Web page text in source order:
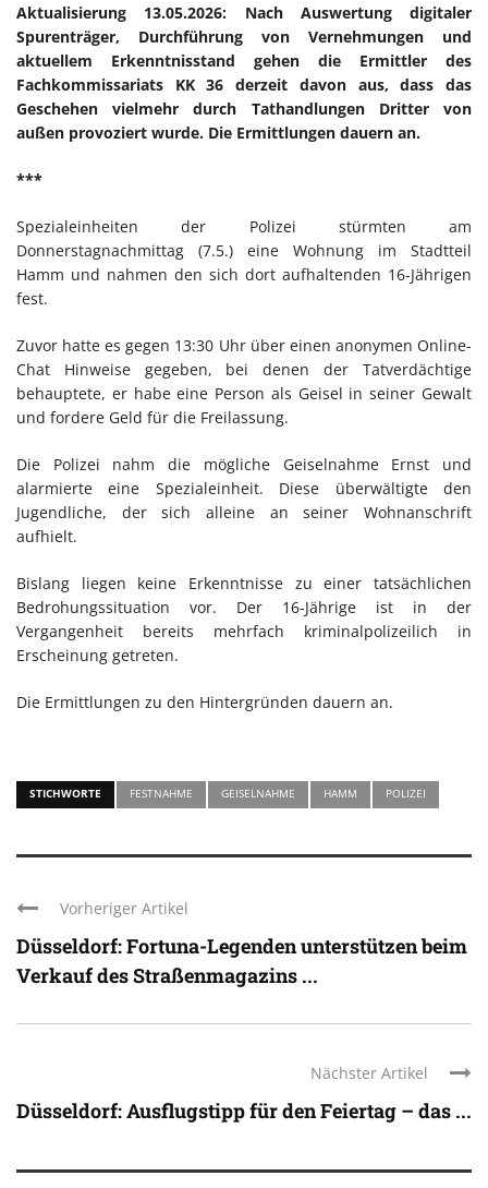
Aktualisierung 13.05.2026: Nach Auswertung digitaler
Spurenträger, Durchführung von Vernehmungen und
aktuellem Erkenntnisstand gehen die Ermittler des
Fachkommissariats KK 36 derzeit davon aus, dass das
Geschehen vielmehr durch Tathandlungen Dritter von
außen provoziert wurde. Die Ermittlungen dauern an.
***
Spezialeinheiten der Polizei stürmten am
Donnerstagnachmittag (7.5.) eine Wohnung im Stadtteil
Hamm und nahmen den sich dort aufhaltenden 16-Jährigen
fest.
Zuvor hatte es gegen 13:30 Uhr über einen anonymen Online-
Chat Hinweise gegeben, bei denen der Tatverdächtige
behauptete, er habe eine Person als Geisel in seiner Gewalt
und fordere Geld für die Freilassung.
Die Polizei nahm die mögliche Geiselnahme Ernst und
alarmierte eine Spezialeinheit. Diese überwältigte den
Jugendliche, der sich alleine an seiner Wohnanschrift
aufhielt.
Bislang liegen keine Erkenntnisse zu einer tatsächlichen
Bedrohungssituation vor. Der 16-Jährige ist in der
Vergangenheit bereits mehrfach kriminalpolizeilich in
Erscheinung getreten.
Die Ermittlungen zu den Hintergründen dauern an.
STICHWORTE FESTNAHME GEISELNAHME HAMM POLIZEI
Vorheriger Artikel
Düsseldorf: Fortuna-Legenden unterstützen beim
Verkauf des Straßenmagazins ...
Nächster Artikel
Düsseldorf: Ausflugstipp für den Feiertag – das ...